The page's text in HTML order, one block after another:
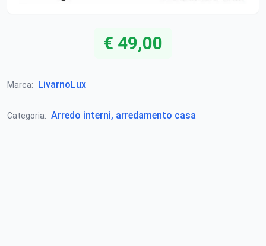
€ 49,00
Marca: LivarnoLux
Categoria: Arredo interni, arredamento casa